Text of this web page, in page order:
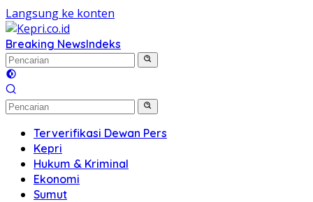
Langsung ke konten
Breaking NewsIndeks
Terverifikasi Dewan Pers
Kepri
Hukum & Kriminal
Ekonomi
Sumut